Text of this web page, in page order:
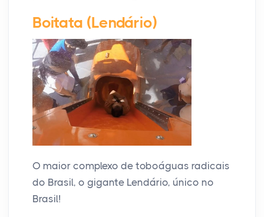
Boitata (Lendário)
O maior complexo de toboáguas radicais
do Brasil, o gigante Lendário, único no
Brasil!